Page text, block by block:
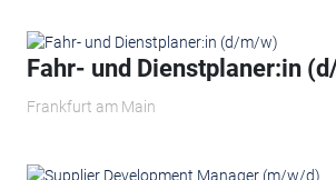
Fahr- und Dienstplaner:in
Frankfurt am Main